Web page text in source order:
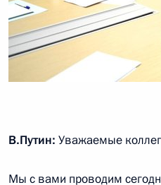
В.Путин: Уважаемые
Мы с вами проводим